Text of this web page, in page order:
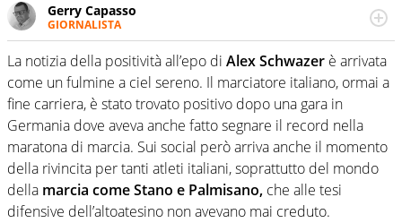
Gerry Capasso
GIORNALISTA
Per lui gli sport americani non hanno segreti: basket,
football, baseball e la capacità innata di trovare la notizia
dove altri non vedono granché
La notizia della positività all’epo di Alex Schwazer è arrivata
come un fulmine a ciel sereno. Il marciatore italiano, ormai a
fine carriera, è stato trovato positivo dopo una gara in
Germania dove aveva anche fatto segnare il record nella
maratona di marcia. Sui social però arriva anche il momento
della rivincita per tanti atleti italiani, soprattutto del mondo
della marcia come Stano e Palmisano, che alle tesi
difensive dell’altoatesino non avevano mai creduto.